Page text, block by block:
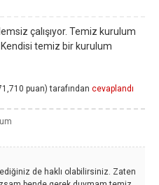
çalışıyor. Temiz kurulum
temiz bir kurulum
puan) tarafından cevaplandı
de haklı olabilirsiniz. Zaten